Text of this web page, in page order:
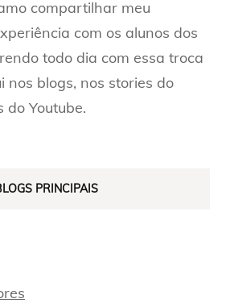
compartilhar meu
com os alunos dos
todo dia com essa troca
nos blogs, nos stories do
do Youtube.
PRINCIPAIS